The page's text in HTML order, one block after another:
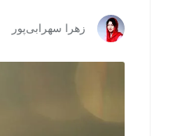
زهرا سهرابی‌پور
روغن مو کامان مدل Argan حجم 70 میلی لیتر
۳۹۸,۰۰۰ تومان